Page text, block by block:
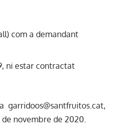
com a demandant
ni estar contractat
garridoos@santfruitos.cat,
novembre de 2020.